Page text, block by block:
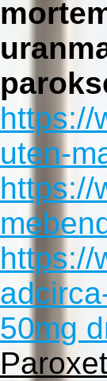
https://
uten-
https://
https://
50mg